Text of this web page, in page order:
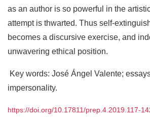
as an author is so powerful in the
attempt is thwarted. Thus self-
becomes a discursive exercise, and
unwavering ethical position.
Key words: José Ángel Valente;
impersonality.
https://doi.org/10.17811/prep.4.2019.117-